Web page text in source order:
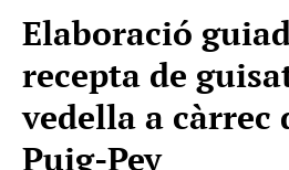
Elaboració
recepta de
vedella a càrrec
Puig-Pey